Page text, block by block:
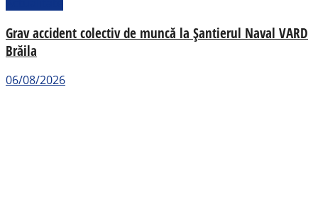
Grav accident colectiv de muncă la Șantierul Naval VARD
Brăila
06/08/2026